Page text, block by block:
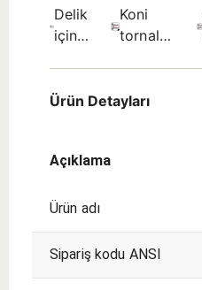
Delik
içinde
(kenar
Olası
Koni
tornalama
seçim.
Ürün Detayları
Açıklama
Ürün adı
Sipariş kodu ANSI